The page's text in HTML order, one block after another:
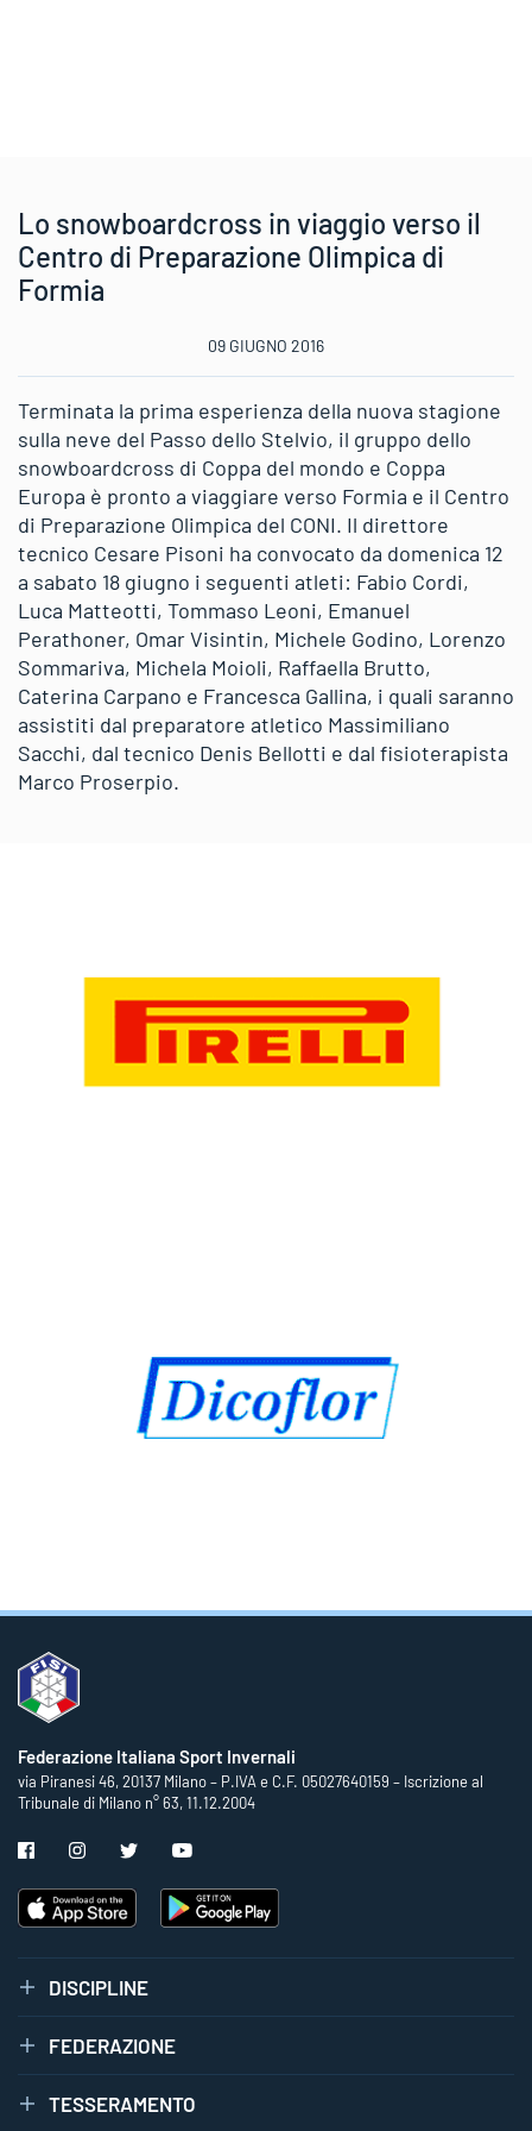
Lo snowboardcross in viaggio verso il
Centro di Preparazione Olimpica di
Formia
09 GIUGNO 2016
Terminata la prima esperienza della nuova stagione
sulla neve del Passo dello Stelvio, il gruppo dello
snowboardcross di Coppa del mondo e Coppa
Europa è pronto a viaggiare verso Formia e il Centro
di Preparazione Olimpica del CONI. Il direttore
tecnico Cesare Pisoni ha convocato da domenica 12
a sabato 18 giugno i seguenti atleti: Fabio Cordi,
Luca Matteotti, Tommaso Leoni, Emanuel
Perathoner, Omar Visintin, Michele Godino, Lorenzo
Sommariva, Michela Moioli, Raffaella Brutto,
Caterina Carpano e Francesca Gallina, i quali saranno
assistiti dal preparatore atletico Massimiliano
Sacchi, dal tecnico Denis Bellotti e dal fisioterapista
Marco Proserpio.
Federazione Italiana Sport Invernali
via Piranesi 46, 20137 Milano – P.IVA e C.F. 05027640159 – Iscrizione al
Tribunale di Milano n° 63, 11.12.2004
DISCIPLINE
FEDERAZIONE
TESSERAMENTO